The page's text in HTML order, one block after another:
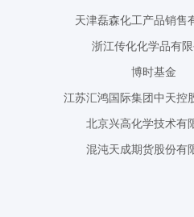
现代资源有限公司